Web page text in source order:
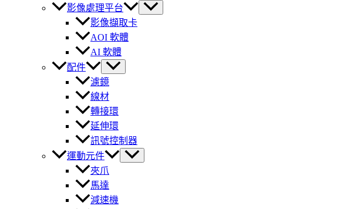
影像處理平台
影像擷取卡
AOI 軟體
AI 軟體
配件
濾鏡
線材
轉接環
延伸環
訊號控制器
運動元件
夾爪
馬達
減速機